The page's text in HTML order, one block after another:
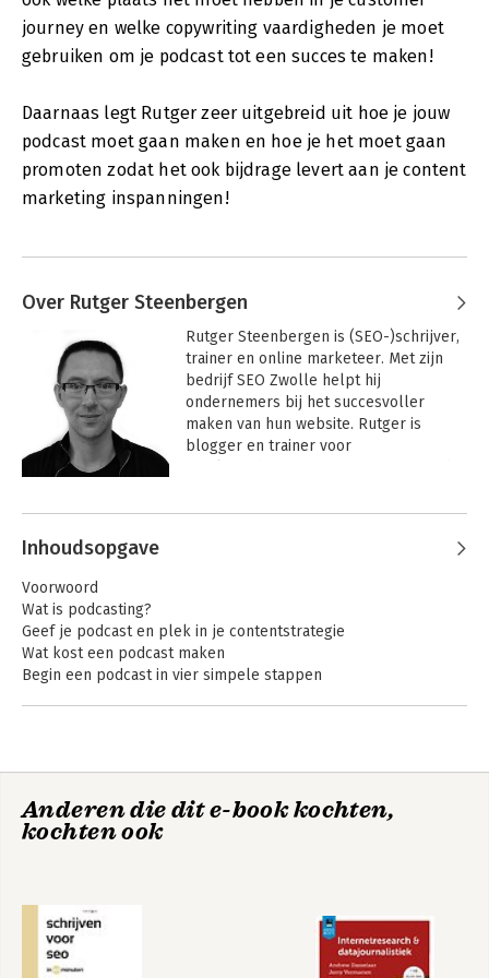
journey en welke copywriting vaardigheden je moet
gebruiken om je podcast tot een succes te maken!
Daarnaas legt Rutger zeer uitgebreid uit hoe je jouw
podcast moet gaan maken en hoe je het moet gaan
promoten zodat het ook bijdrage levert aan je content
marketing inspanningen!
Over Rutger Steenbergen
Rutger Steenbergen is (SEO-)schrijver,
trainer en online marketeer. Met zijn
bedrijf SEO Zwolle helpt hij
ondernemers bij het succesvoller
maken van hun website. Rutger is
blogger en trainer voor
minuten' en 'Kickass content in 60
Andere boeken door Rutger
Steenbergen
Praktijkgids
copywriting voor
Schrijven voor SEO
Inhoudsopgave
Voorwoord
Wat is podcasting?
Geef je podcast en plek in je contentstrategie
Wat kost een podcast maken
Begin een podcast in vier simpele stappen
Denk na over vorm en lengte
Kies de perfecte titel
Zet alles op een rij en maak een pitch
Stap 2 Produceren
Anderen die dit e-book kochten,
kochten ook